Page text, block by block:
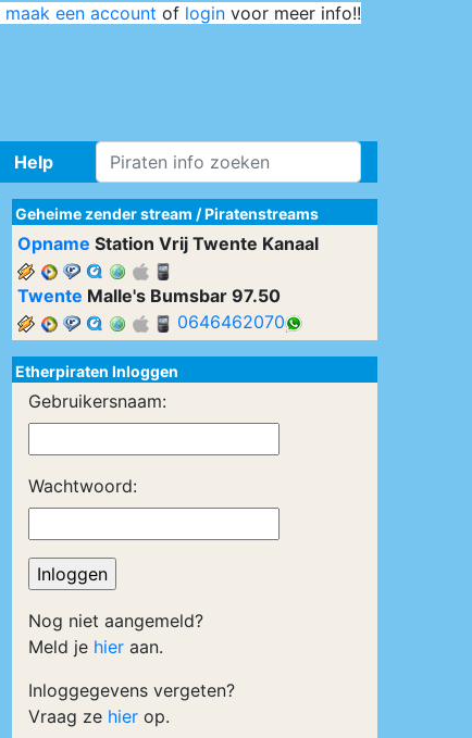
maak een account of login voor meer info!!
Help
Geheime zender stream /Piratenstreams
Opname Station Vrij Twente Kanaal
Twente Malle's Bumsbar 97.50
0646462070
Etherpiraten Inloggen
Gebruikersnaam:
Wachtwoord:
Nog niet aangemeld?
Meld je hier aan.
Inloggegevens vergeten?
Vraag ze hier op.